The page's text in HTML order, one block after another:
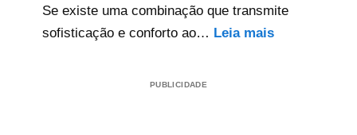
ver
dessa
70
que
Se existe uma combinação que transmite
sofisticação e conforto ao… Leia mais:
PUBLICIDADE